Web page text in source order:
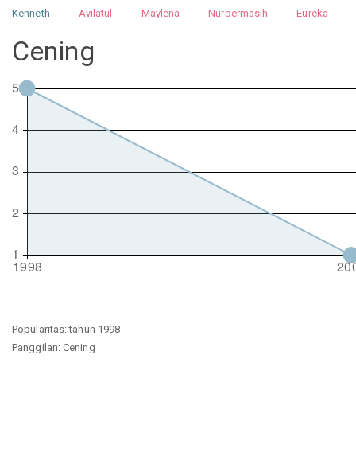
Kenneth Avilatul Maylena Nurpermasih
Eureka
Nurhilman
Pathin
Cening
Popularitas: tahun 1998
Panggilan: Cening